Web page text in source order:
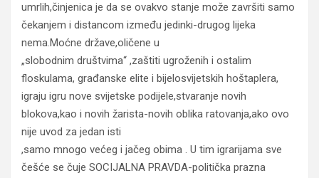
umrlih,činjenica je da se ovakvo stanje može završiti samo
čekanjem i distancom između jedinki-drugog lijeka
nema.Moćne države,oličene u
„slobodnim društvima“ ,zaštiti ugroženih i ostalim
floskulama, građanske elite i bijelosvijetskih hoštaplera,
igraju igru nove svijetske podijele,stvaranje novih
blokova,kao i novih žarista-novih oblika ratovanja,ako ovo
nije uvod za jedan isti
,samo mnogo većeg i jačeg obima . U tim igrarijama sve
češće se čuje SOCIJALNA PRAVDA-politička prazna